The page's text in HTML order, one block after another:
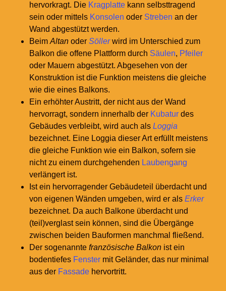
hervorkragt. Die Kragplatte kann selbsttragend
sein oder mittels Konsolen oder Streben an der
Wand abgestützt werden.
BeimAltan oder Söllerwird im Unterschied zum
Balkon die offene Plattform durch Säulen, Pfeiler
oder Mauern abgestützt. Abgesehen von der
Konstruktion ist die Funktion meistens die gleiche
wie die eines Balkons.
Ein erhöhter Austritt, der nicht aus der Wand
hervorragt, sondern innerhalb der Kubatur des
Gebäudes verbleibt, wird auch als Loggia
bezeichnet. Eine Loggia dieser Art erfüllt meistens
die gleiche Funktion wie ein Balkon, sofern sie
nicht zu einem durchgehenden Laubengang
verlängert ist.
Ist ein hervorragender Gebäudeteil überdacht und
von eigenen Wänden umgeben, wird er als Erker
bezeichnet. Da auch Balkone überdacht und
(teil)verglast sein können, sind die Übergänge
zwischen beiden Bauformen manchmal fließend.
Der sogenannte französische Balkon ist ein
bodentiefes Fenster mit Geländer, das nur minimal
aus der Fassade hervortritt.